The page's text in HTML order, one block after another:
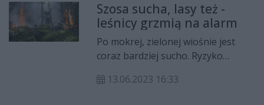
Szosa sucha, lasy też -
leśnicy grzmią na alarm
Po mokrej, zielonej wiośnie jest
coraz bardziej sucho. Ryzyko
rozwiąże problemu. Nadleśnictwo
13.06.2023 16:33